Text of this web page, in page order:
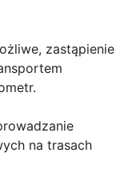
zastąpienie
na trasach